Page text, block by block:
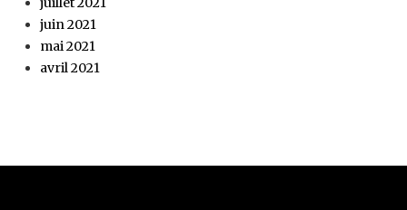
juin 2021
mai 2021
avril 2021